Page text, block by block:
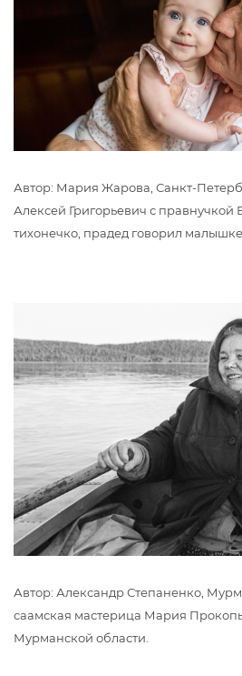
Автор: Мария Жарова, Санкт-
Алексей Григорьевич с
тихонечко, прадед говорил
Автор: Александр Степаненко,
саамская мастерица Мария
Мурманской области.